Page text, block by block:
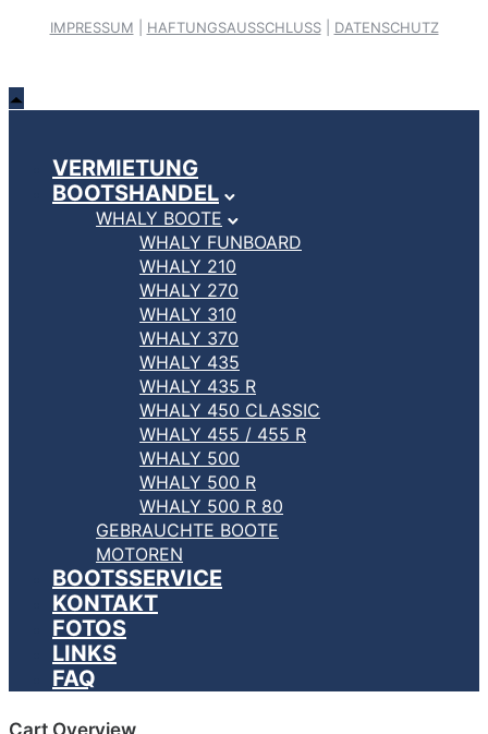
IMPRESSUM HAFTUNGSAUSSCHLUSS| DATENSCHUTZ
VERMIETUNG
BOOTSHANDEL
WHALY BOOTE
WHALY FUNBOARD
WHALY 210
WHALY 270
WHALY 310
WHALY 370
WHALY 435
WHALY 435 R
WHALY 450 CLASSIC
WHALY 455 / 455 R
WHALY 500
WHALY 500 R
WHALY 500 R 80
GEBRAUCHTE BOOTE
MOTOREN
BOOTSSERVICE
KONTAKT
FOTOS
LINKS
FAQ